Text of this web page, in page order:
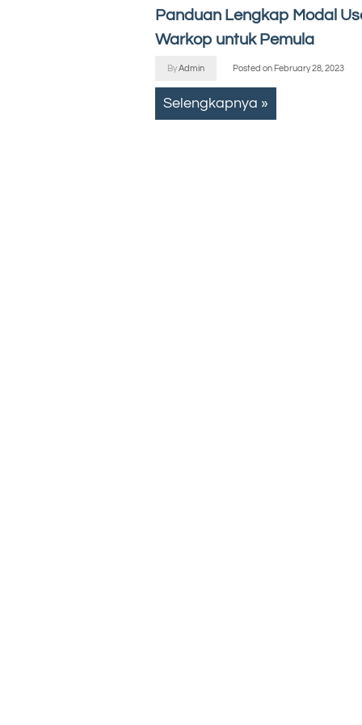
Panduan Lengkap Modal
Warkop untuk Pemula
ByAdmin Posted on February 28, 2023
Selengkapnya »